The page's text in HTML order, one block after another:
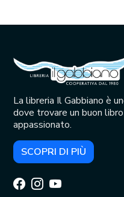
La libreria Il Gabbiano è
dove trovare un buon
appassionato.
SCOPRI DI PIÙ